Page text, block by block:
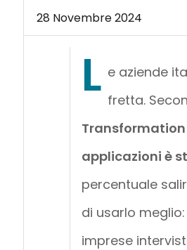
28 Novembre 2024
L e aziende
fretta.
Transformation
applicazioni è
percentuale
di usarlo meglio:
imprese